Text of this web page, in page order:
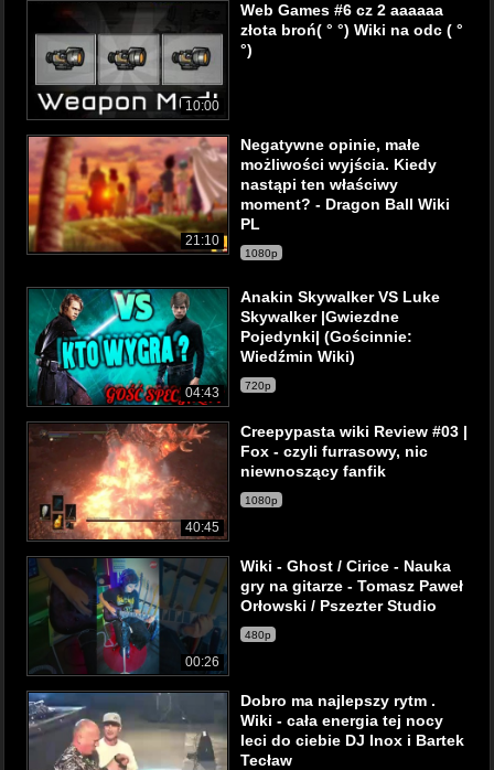
10:00
Web Games #6 cz 2 aaaaaa
złota broń( ° °) Wiki na odc ( °
°)
21:10
Negatywne opinie, małe
możliwości wyjścia. Kiedy
nastąpi ten właściwy
moment? - Dragon Ball Wiki
PL
1080p
04:43
Anakin Skywalker VS Luke
Skywalker |Gwiezdne
Pojedynki| (Gościnnie:
Wiedźmin Wiki)
720p
40:45
Creepypasta wiki Review #03 |
Fox - czyli furrasowy, nic
niewnoszący fanfik
1080p
00:26
Wiki - Ghost / Cirice - Nauka
gry na gitarze - Tomasz Paweł
Orłowski / Pszezter Studio
480p
Dobro ma najlepszy rytm .
Wiki - cała energia tej nocy
leci do ciebie DJ Inox i Bartek
Tecław